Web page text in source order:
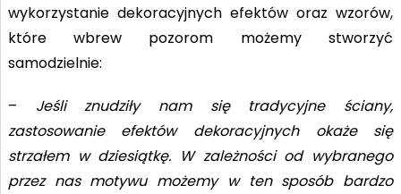
wykorzystanie dekoracyjnych efektów oraz wzorów,
które wbrew pozorom możemy stworzyć
samodzielnie:
– Jeśli znudziły nam się tradycyjne ściany,
zastosowanie efektów dekoracyjnych okaże się
strzałem w dziesiątkę. W zależności od wybranego
przez nas motywu możemy w ten sposób bardzo